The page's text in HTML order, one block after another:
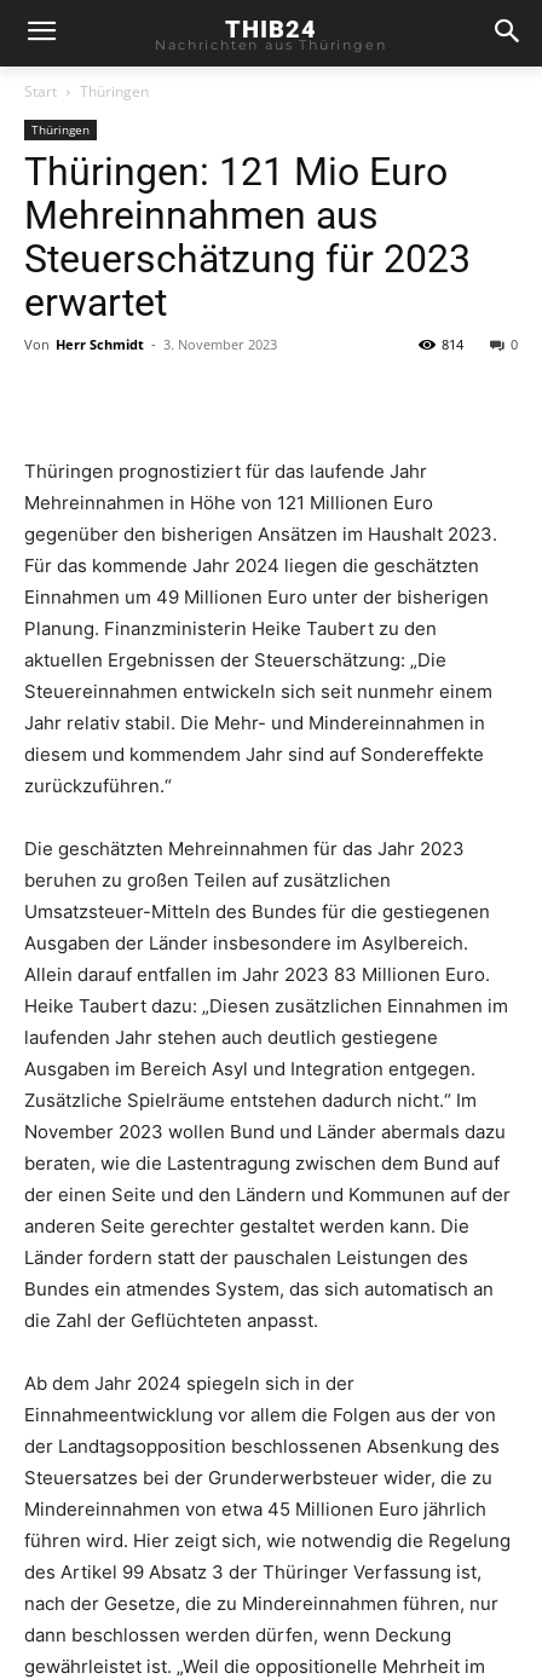
THIB24
Nachrichten aus Thüringen
Start Thüringen
Thüringen
Thüringen: 121 Mio Euro
Mehreinnahmen aus
Steuerschätzung für 2023
erwartet
Von Herr Schmidt - 3. November 2023 0
814
Thüringen prognostiziert für das laufende Jahr
Mehreinnahmen in Höhe von 121 Millionen Euro
gegenüber den bisherigen Ansätzen im Haushalt 2023.
Für das kommende Jahr 2024 liegen die geschätzten
Einnahmen um 49 Millionen Euro unter der bisherigen
Planung. Finanzministerin Heike Taubert zu den
aktuellen Ergebnissen der Steuerschätzung: „Die
Steuereinnahmen entwickeln sich seit nunmehr einem
Jahr relativ stabil. Die Mehr- und Mindereinnahmen in
diesem und kommendem Jahr sind auf Sondereffekte
zurückzuführen.“
Die geschätzten Mehreinnahmen für das Jahr 2023
beruhen zu großen Teilen auf zusätzlichen
Umsatzsteuer-Mitteln des Bundes für die gestiegenen
Ausgaben der Länder insbesondere im Asylbereich.
Allein darauf entfallen im Jahr 2023 83 Millionen Euro.
Heike Taubert dazu: „Diesen zusätzlichen Einnahmen im
laufenden Jahr stehen auch deutlich gestiegene
Ausgaben im Bereich Asyl und Integration entgegen.
Zusätzliche Spielräume entstehen dadurch nicht.“ Im
November 2023 wollen Bund und Länder abermals dazu
beraten, wie die Lastentragung zwischen dem Bund auf
der einen Seite und den Ländern und Kommunen auf der
anderen Seite gerechter gestaltet werden kann. Die
Länder fordern statt der pauschalen Leistungen des
Bundes ein atmendes System, das sich automatisch an
die Zahl der Geflüchteten anpasst.
Ab dem Jahr 2024 spiegeln sich in der
Einnahmeentwicklung vor allem die Folgen aus der von
der Landtagsopposition beschlossenen Absenkung des
Steuersatzes bei der Grunderwerbsteuer wider, die zu
Mindereinnahmen von etwa 45 Millionen Euro jährlich
führen wird. Hier zeigt sich, wie notwendig die Regelung
des Artikel 99 Absatz 3 der Thüringer Verfassung ist,
nach der Gesetze, die zu Mindereinnahmen führen, nur
dann beschlossen werden dürfen, wenn Deckung
gewährleistet ist. „Weil die oppositionelle Mehrheit im